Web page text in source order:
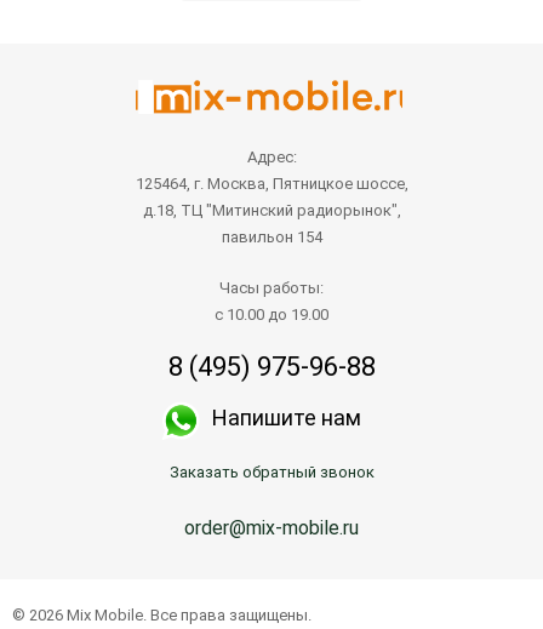
Адрес:
125464, г. Москва, Пятницкое шоссе,
д.18, ТЦ "Митинский радиорынок",
павильон 154
Часы работы:
с 10.00 до 19.00
8 (495) 975-96-88
Напишите нам
Заказать обратный звонок
order@mix-mobile.ru
© 2026 Mix Mobile. Все права защищены.